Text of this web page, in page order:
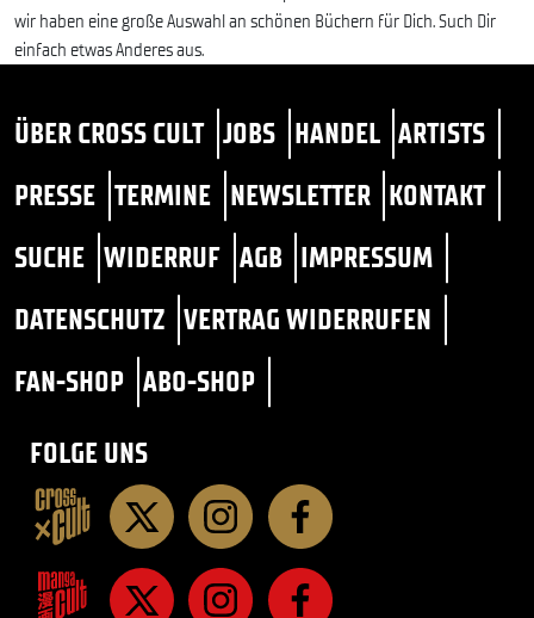
wir haben eine große Auswahl an schönen Büchern für Dich. Such Dir
einfach etwas Anderes aus.
ÜBER CROSS CULT JOBS HANDEL ARTISTS
PRESSE TERMINE NEWSLETTER KONTAKT
SUCHE WIDERRUF AGB IMPRESSUM
DATENSCHUTZ VERTRAG WIDERRUFEN
FAN-SHOP ABO-SHOP
FOLGE UNS